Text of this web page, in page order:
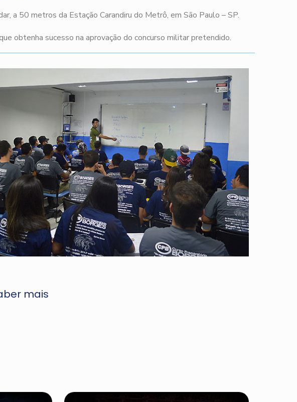
a 50 metros da Estação Carandiru do Metrô, em São Paulo – SP.
obtenha sucesso na aprovação do concurso militar pretendido.
mais